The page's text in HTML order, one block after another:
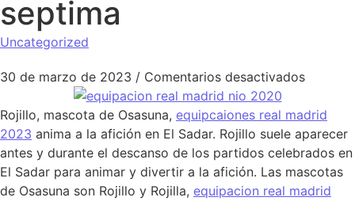
septima
Uncategorized
30 de marzo de 2023 / Comentarios desactivadosen
Rojillo, mascota de Osasuna, equipcaiones real madrid
2023 anima a la afición en El Sadar. Rojillo suele aparecer
antes y durante el descanso de los partidos celebrados en
El Sadar para animar y divertir a la afición. Las mascotas
de Osasuna son Rojillo y Rojilla, equipacion real madrid